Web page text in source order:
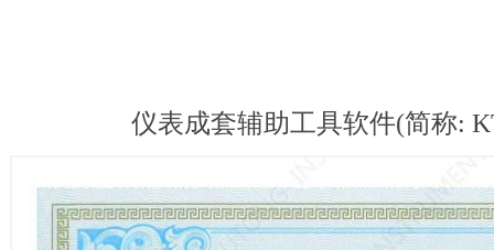
仪表成套辅助工具软件(简称: